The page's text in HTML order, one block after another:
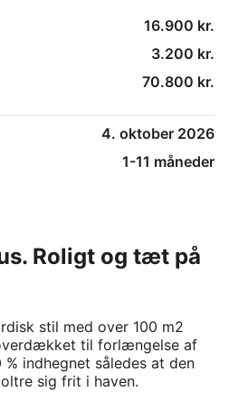
16.900 kr.
3.200 kr.
70.800 kr.
4. oktober 2026
1-11 måneder
Roligt og tæt på
stil med over 100 m2
til forlængelse af
indhegnet således at den
sig frit i haven.